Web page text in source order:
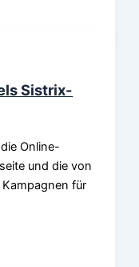
Sistrix-
Online-
und die von
für